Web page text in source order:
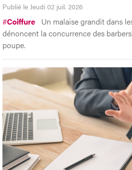
Publié le Jeudi 02 juil. 2026
#Coiffure Un malaise grandit dans
dénoncent la concurrence des
poupe.